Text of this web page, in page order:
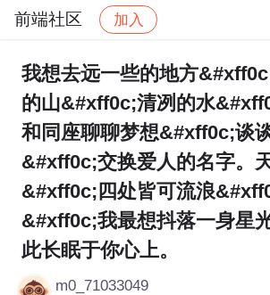
前端社区 加入
社区 前端社区 感慨 帖子
我想去远一些的地方
的山&#xff0c;清冽的水
和同座聊聊梦想&#xff0c;谈
&#xff0c;交换爱人的名字。
&#xff0c;四处皆可流浪
&#xff0c;我最想抖落一身星
此长眠于你心上。
m0_71033049